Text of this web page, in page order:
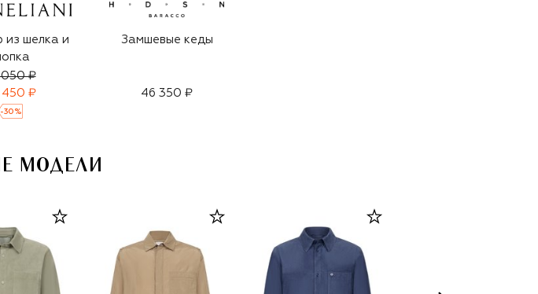
из шелка и
₽
450 ₽
-30 %
Замшевые кеды
46 350 ₽
МОДЕЛИ